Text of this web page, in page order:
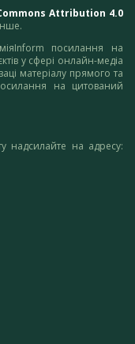
Attribution 4.0
посилання на
у сфері онлайн-медіа
матеріалу прямого та
на цитований
надсилайте на адресу: